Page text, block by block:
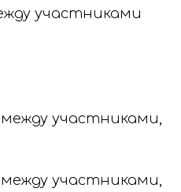
участниками
участниками,
участниками,